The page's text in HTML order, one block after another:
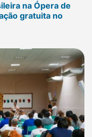
na Ópera de
gratuita no